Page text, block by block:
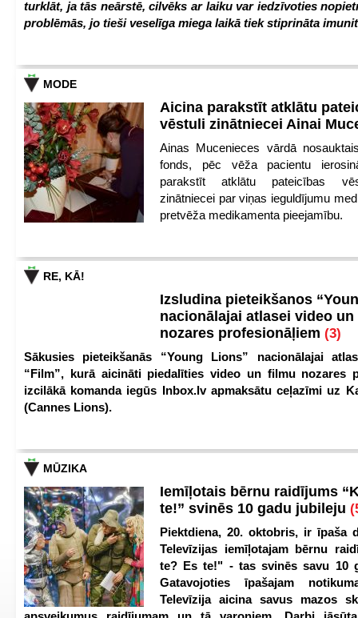
turklāt, ja tās neārstē, cilvēks ar laiku var iedzīvoties
problēmās, jo tieši veselīga miega laikā tiek stiprināta
MODE
Aicina parakstīt atklātu
vēstuli zinātniecei Ainai
Ainas Mucenieces vārdā
fonds, pēc vēža pacientu
parakstīt atklātu pateicības
zinātniecei par viņas ieguldījumu
pretvēža medikamenta pieejamību.
RE, KĀ!
Izsludina pieteikšanos
nacionālajai atlasei video
nozares profesionāļiem (3)
Sākusies pieteikšanās “Young Lions” nacionālajai
“Film”, kurā aicināti piedalīties video un filmu nozares
izcilākā komanda iegūs Inbox.lv apmaksātu ceļazīmi uz
(Cannes Lions).
MŪZIKA
Iemīļotais bērnu raidījums
te!” svinēs 10 gadu jubileju
Piektdiena, 20. oktobris, ir īpaša
Televīzijas iemīļotajam bērnu
te? Es te!" - tas svinēs savu 10
Gatavojoties īpašajam
Televīzija aicina savus mazos